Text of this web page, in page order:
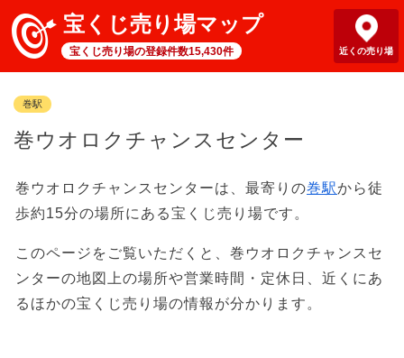
宝くじ売り場マップ
宝くじ売り場の登録件数15,430件 近くの売り場
巻駅
巻ウオロクチャンスセンター
巻ウオロクチャンスセンターは、最寄りの巻駅から徒
歩約15分の場所にある宝くじ売り場です。
このページをご覧いただくと、巻ウオロクチャンスセ
ンターの地図上の場所や営業時間・定休日、近くにあ
るほかの宝くじ売り場の情報が分かります。